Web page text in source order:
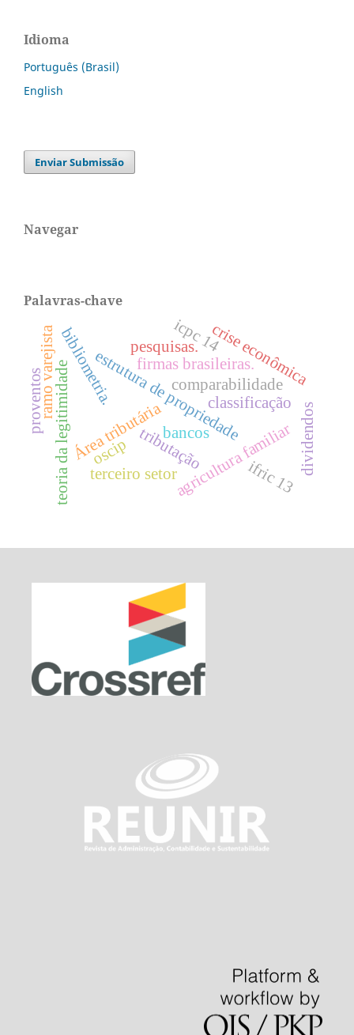
Idioma
Português (Brasil)
English
Enviar Submissão
Navegar
Palavras-chave
classificação
Área tributáriatributação
estrutura de propriedade
firmas brasileiras.
agricultura familiar
bibliometria.
bancos
crise econômica
pesquisas.
terceiro setor
oscip
ramo varejistateoria da legitimidade ifric 13
comparabilidade
icpc 14
dividendos
proventos